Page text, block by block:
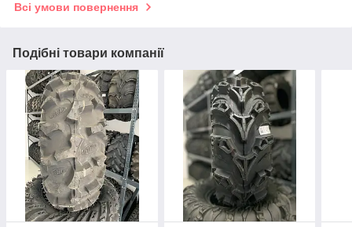
Всі умови повернення
Подібні товари компанії